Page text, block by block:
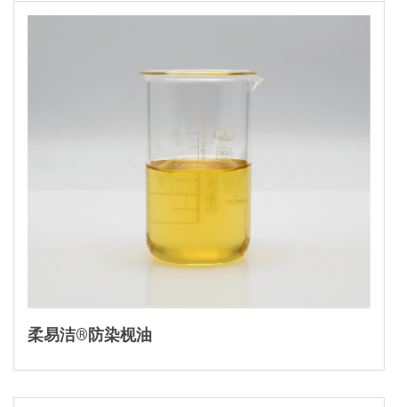
柔易洁®防染枧油